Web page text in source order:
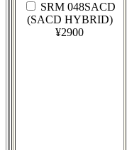
SRM 048SACD
(SACD HYBRID)
¥2900